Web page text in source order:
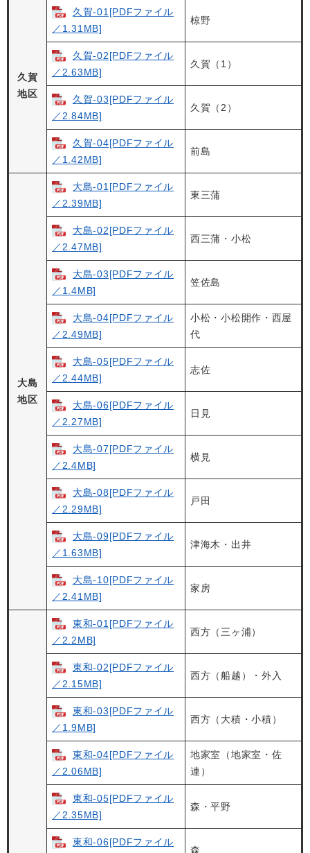
久賀
地区
久賀-01[PDFファイル
／1.31MB]
椋野
久賀-02[PDFファイル
／2.63MB]
久賀（1）
久賀-03[PDFファイル
／2.84MB]
久賀（2）
久賀-04[PDFファイル
／1.42MB]
前島
大島
地区
大島-01[PDFファイル
／2.39MB]
東三蒲
大島-02[PDFファイル
／2.47MB]
西三蒲・小松
大島-03[PDFファイル
／1.4MB]
笠佐島
大島-04[PDFファイル
／2.49MB]
小松・小松開作・西屋
代
大島-05[PDFファイル
／2.44MB]
志佐
大島-06[PDFファイル
／2.27MB]
日見
大島-07[PDFファイル
／2.4MB]
横見
大島-08[PDFファイル
／2.29MB]
戸田
大島-09[PDFファイル
／1.63MB]
津海木・出井
大島-10[PDFファイル
／2.41MB]
家房
東和-01[PDFファイル
／2.2MB]
西方（三ヶ浦）
東和-02[PDFファイル
／2.15MB]
西方（船越）・外入
東和-03[PDFファイル
／1.9MB]
西方（大積・小積）
東和-04[PDFファイル
／2.06MB]
地家室（地家室・佐
連）
東和-05[PDFファイル
／2.35MB]
森・平野
東和-06[PDFファイル
森